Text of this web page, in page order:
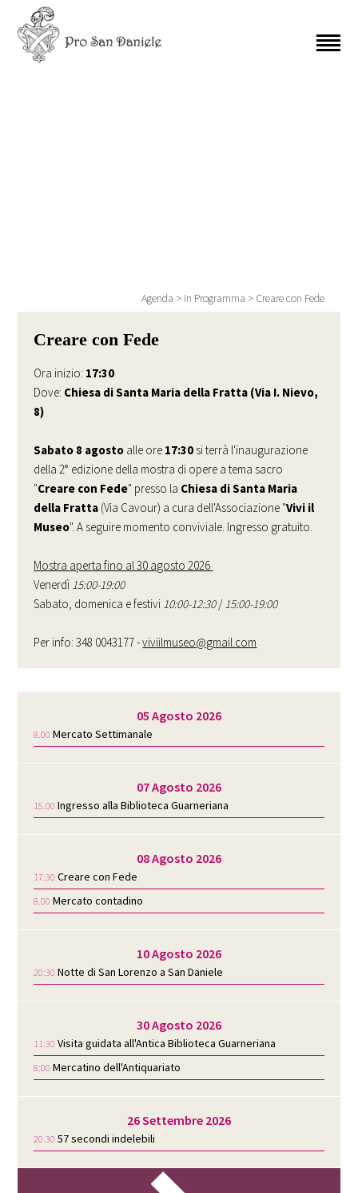
Agenda > in Programma > Creare con Fede
Creare con Fede
Ora inizio: 17:30
Dove: Chiesa di Santa Maria della Fratta (Via I. Nievo,
8)
Sabato 8 agosto alle ore 17:30 si terrà l'inaugurazione
della 2° edizione della mostra di opere a tema sacro
"Creare con Fede" presso la Chiesa di Santa Maria
della Fratta (Via Cavour) a cura dell'Associazione "Vivi il
Museo". A seguire momento conviviale. Ingresso gratuito.
Mostra aperta fino al 30 agosto 2026
Venerdì 15:00-19:00
Sabato, domenica e festivi 10:00-12:30/ 15:00-19:00
Per info: 348 0043177 -viviilmuseo@gmail.com
05 Agosto 2026
8.00 Mercato Settimanale
07 Agosto 2026
15.00 Ingresso alla Biblioteca Guarneriana
08 Agosto 2026
17:30 Creare con Fede
8.00 Mercato contadino
10 Agosto 2026
20:30 Notte di San Lorenzo a San Daniele
30 Agosto 2026
11:30 Visita guidata all'Antica Biblioteca Guarneriana
8:00 Mercatino dell'Antiquariato
26 Settembre 2026
20.30 57 secondi indelebili